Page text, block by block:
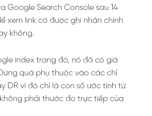
Google Search Console sau 14
xem link có được ghi nhận chính
không.
index trang đó, nó đã có giá
quá phụ thuộc vào các chỉ
DR vì đó chỉ là con số ước tính từ
phải thước đo trực tiếp của